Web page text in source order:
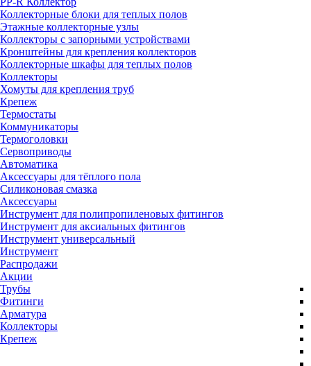
Коллекторные блоки для теплых полов
Этажные коллекторные узлы
Коллекторы с запорными устройствами
Кронштейны для крепления коллекторов
Коллекторные шкафы для теплых полов
Коллекторы
Хомуты для крепления труб
Крепеж
Термостаты
Коммуникаторы
Термоголовки
Сервоприводы
Автоматика
Аксессуары для тёплого пола
Силиконовая смазка
Аксессуары
Инструмент для полипропиленовых фитингов
Инструмент для аксиальных фитингов
Инструмент универсальный
Инструмент
Распродажи
Акции
Трубы
Фитинги
Арматура
Коллекторы
Крепеж